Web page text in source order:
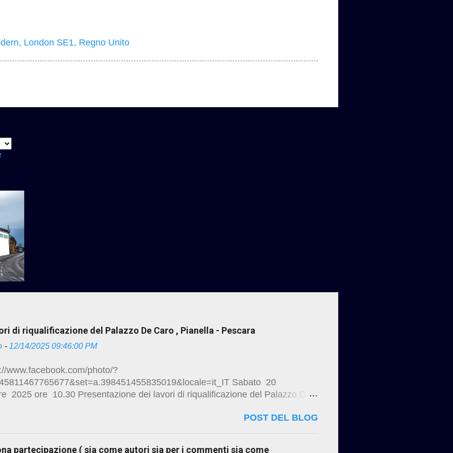
London SE1, Regno Unito
di riqualificazione del Palazzo De Caro , Pianella - Pescara
- 12/14/2025 09:46:00 PM
www.facebook.com/photo/?
Sabato 20
2025 ore 10.30 Presentazione dei lavori di riqualificazione del Palazzo De
targhe storiche Brindisi di auguri Piazza della Vittoria , Pianella Lavori di
al palazzo De Caro alcuni link sui lavori di restauro di Palazzo De
POST DEL BLOG
partecipazione ( sia come autori sia per i commenti sia come